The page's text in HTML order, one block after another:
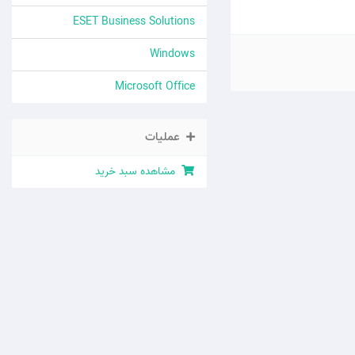
ESET Business Solutions
Windows
Microsoft Office
عملیات
مشاهده سبد خرید